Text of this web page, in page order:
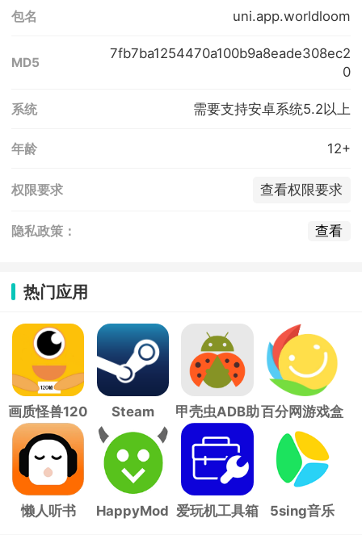
包名 uni.app.worldloom
MD5
7fb7ba1254470a100b9a8eade308ec2
0
系统 需要支持安卓系统5.2以上
年龄 12+
权限要求 查看权限要求
隐私政策： 查看
热门应用
画质怪兽120
帧
Steam
甲壳虫ADB助
手
百分网游戏盒
子
懒人听书 HappyMod 爱玩机工具箱 5sing音乐